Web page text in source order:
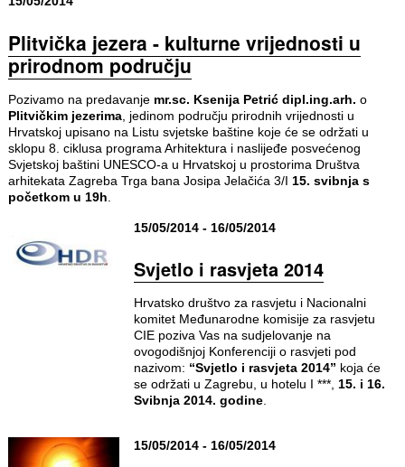
Plitvička jezera - kulturne vrijednosti u
prirodnom području
Pozivamo na predavanje mr.sc. Ksenija Petrić dipl.ing.arh. o
Plitvičkim jezerima, jedinom području prirodnih vrijednosti u
Hrvatskoj upisano na Listu svjetske baštine koje će se održati u
sklopu 8. ciklusa programa Arhitektura i naslijeđe posvećenog
Svjetskoj baštini UNESCO-a u Hrvatskoj u prostorima Društva
arhitekata Zagreba Trga bana Josipa Jelačića 3/I 15. svibnja s
početkom u 19h
15/05/2014 - 16/05/2014
Svjetlo i rasvjeta 2014
Hrvatsko društvo za rasvjetu i Nacionalni
komitet Međunarodne komisije za rasvjetu
CIE poziva Vas na sudjelovanje na
ovogodišnjoj Konferenciji o rasvjeti pod
nazivom: “Svjetlo i rasvjeta 2014” koja će
se održati u Zagrebu, u hotelu I ***, 15. i 16.
Svibnja 2014. godine.
15/05/2014 - 16/05/2014